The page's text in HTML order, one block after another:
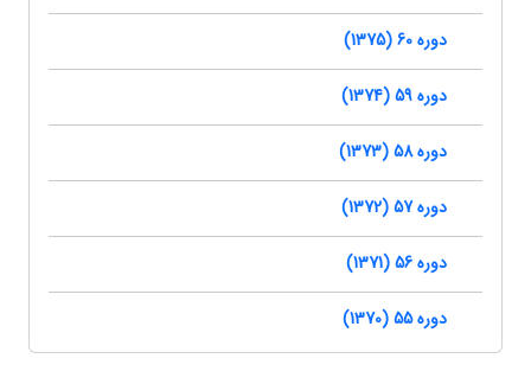
دوره 60 (1375)
دوره 59 (1374)
دوره 58 (1373)
دوره 57 (1372)
دوره 56 (1371)
دوره 55 (1370)